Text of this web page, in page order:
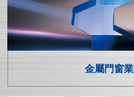
金屬門窗業